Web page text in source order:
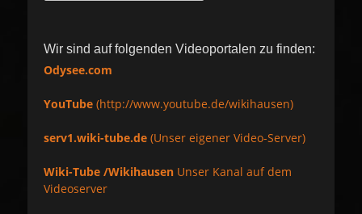
Wir sind auf folgenden Videoportalen zu finden:
Odysee.com
YouTube (http://www.youtube.de/wikihausen)
serv1.wiki-tube.de (Unser eigener Video-Server)
Wiki-Tube /Wikihausen Unser Kanal auf dem
Videoserver